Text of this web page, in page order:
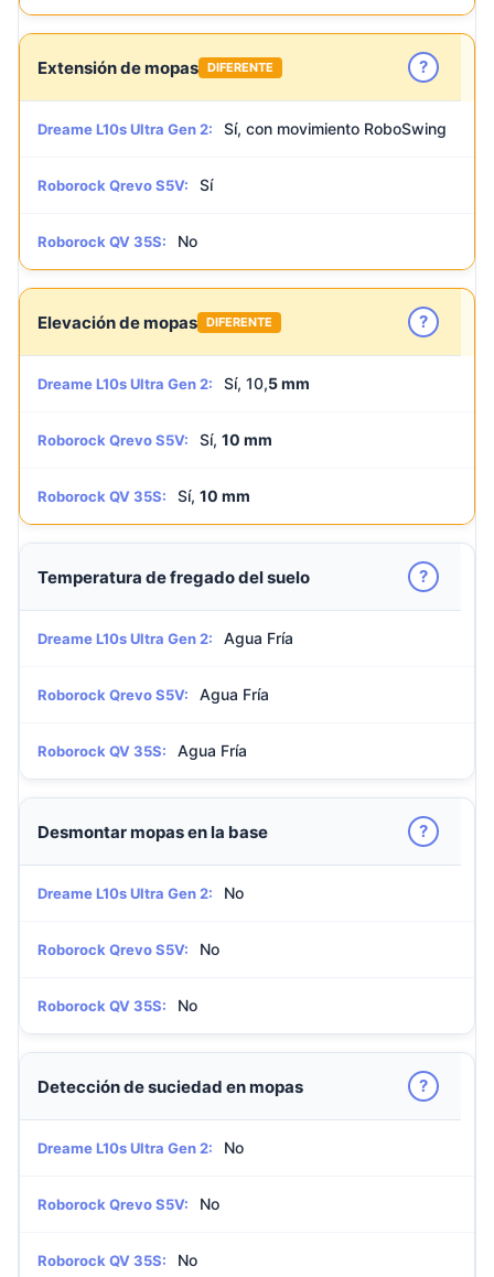
Extensión de mopas DIFERENTE ?
Dreame L10s Ultra Gen 2: Sí, con movimiento RoboSwing
Roborock Qrevo S5V: Sí
Roborock QV 35S: No
Elevación de mopas DIFERENTE ?
Dreame L10s Ultra Gen 2: Sí, 10,5 mm
Roborock Qrevo S5V: Sí, 10 mm
Roborock QV 35S: Sí, 10 mm
Temperatura de fregado del suelo ?
Dreame L10s Ultra Gen 2: Agua Fría
Roborock Qrevo S5V: Agua Fría
Roborock QV 35S: Agua Fría
Desmontar mopas en la base ?
Dreame L10s Ultra Gen 2: No
Roborock Qrevo S5V: No
Roborock QV 35S: No
Detección de suciedad en mopas ?
Dreame L10s Ultra Gen 2: No
Roborock Qrevo S5V: No
Roborock QV 35S: No